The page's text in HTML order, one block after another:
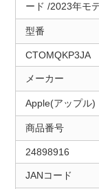
ード /2023年モデ
型番
CTOMQKP3JA
メーカー
Apple(アップル)
商品番号
24898916
JANコード